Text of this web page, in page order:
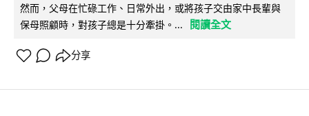
然而，父母在忙碌工作、日常外出，或將孩子交由家中長輩與
保母照顧時，對孩子總是十分牽掛。...
閱讀全文
分享